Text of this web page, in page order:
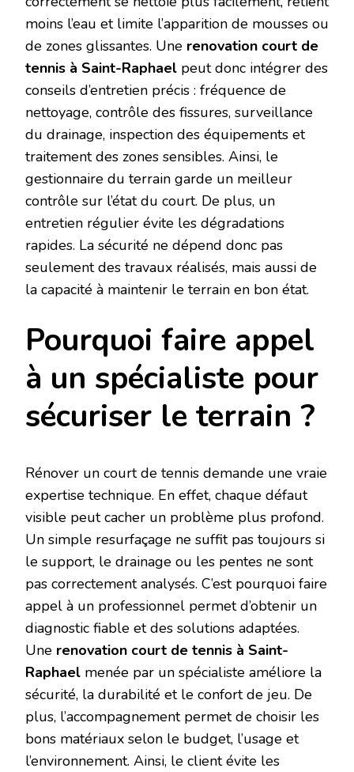
moins l’eau et limite l’apparition de mousses ou
de zones glissantes. Une renovation court de
tennis à Saint-Raphael peut donc intégrer des
conseils d’entretien précis : fréquence de
nettoyage, contrôle des fissures, surveillance
du drainage, inspection des équipements et
traitement des zones sensibles. Ainsi, le
gestionnaire du terrain garde un meilleur
contrôle sur l’état du court. De plus, un
entretien régulier évite les dégradations
rapides. La sécurité ne dépend donc pas
seulement des travaux réalisés, mais aussi de
la capacité à maintenir le terrain en bon état.
Pourquoi faire appel
à un spécialiste pour
sécuriser le terrain ?
Rénover un court de tennis demande une vraie
expertise technique. En effet, chaque défaut
visible peut cacher un problème plus profond.
Un simple resurfaçage ne suffit pas toujours si
le support, le drainage ou les pentes ne sont
pas correctement analysés. C’est pourquoi faire
appel à un professionnel permet d’obtenir un
diagnostic fiable et des solutions adaptées.
Une renovation court de tennis à Saint-
Raphael menée par un spécialiste améliore la
sécurité, la durabilité et le confort de jeu. De
plus, l’accompagnement permet de choisir les
bons matériaux selon le budget, l’usage et
l’environnement. Ainsi, le client évite les